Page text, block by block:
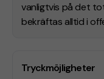
vanligtvis på det
bekräftas alltid i
Tryckmöjligheter